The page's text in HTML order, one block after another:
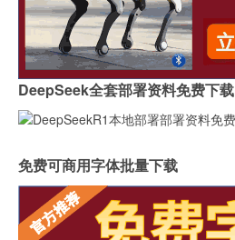
DeepSeek全套部署资料免费下载
免费可商用字体批量下载